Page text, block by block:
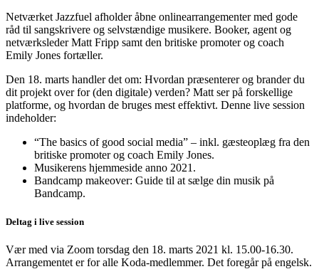
Netværket Jazzfuel afholder åbne onlinearrangementer med gode
råd til sangskrivere og selvstændige musikere. Booker, agent og
netværksleder Matt Fripp samt den britiske promoter og coach
Emily Jones fortæller.
Den 18. marts handler det om: Hvordan præsenterer og brander du
dit projekt over for (den digitale) verden? Matt ser på forskellige
platforme, og hvordan de bruges mest effektivt. Denne live session
indeholder:
“The basics of good social media” – inkl. gæsteoplæg fra den
britiske promoter og coach Emily Jones.
Musikerens hjemmeside anno 2021.
Bandcamp makeover: Guide til at sælge din musik på
Bandcamp.
Deltag i live session
Vær med via Zoom torsdag den 18. marts 2021 kl. 15.00-16.30.
Arrangementet er for alle Koda-medlemmer. Det foregår på engelsk.